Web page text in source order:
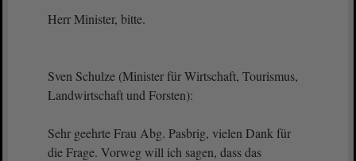
Herr Minister, bitte.
Sven Schulze (Minister für Wirtschaft, Tourismus,
Landwirtschaft und Forsten):
Sehr geehrte Frau Abg. Pasbrig, vielen Dank für
die Frage. Vorweg will ich sagen, dass das